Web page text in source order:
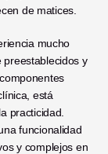
de matices.
mucho
preestablecidos y
está
practicidad.
funcionalidad
y complejos en